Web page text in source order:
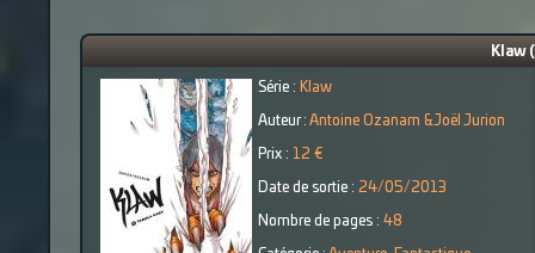
Klaw
Série : Klaw
Auteur : Antoine Ozanam &Joël Jurion
Prix : 12 €
Date de sortie : 24/05/2013
Nombre de pages : 48